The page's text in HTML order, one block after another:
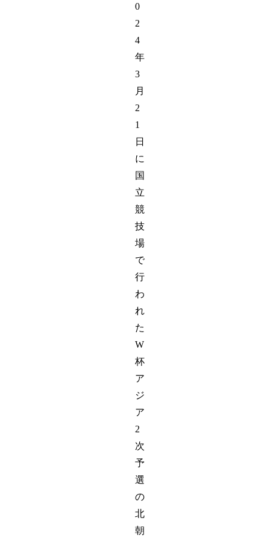
0
2
4
年
3
月
2
1
日
に
国
立
競
技
場
で
行
わ
れ
た
W
杯
ア
ジ
ア
2
次
予
選
の
北
朝